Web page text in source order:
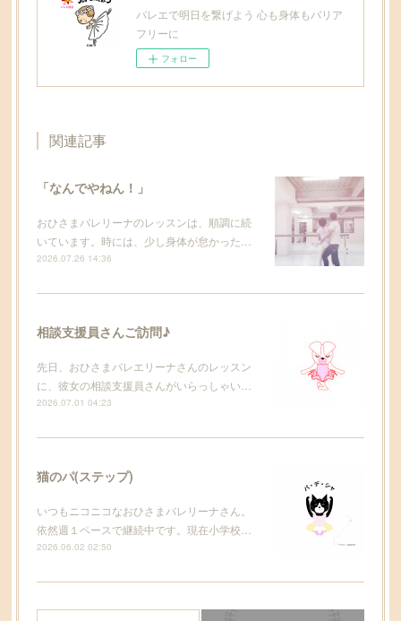
バレエで明日を繋げよう 心も身体もバリア
フリーに
フォロー
関連記事
「なんでやねん！」
おひさまバレリーナのレッスンは、順調に続
いています。時には、少し身体が怠かった…
2026.07.26 14:36
相談支援員さんご訪問♪
先日、おひさまバレエリーナさんのレッスン
に、彼女の相談支援員さんがいらっしゃい…
2026.07.01 04:23
猫のパ(ステップ)
いつもニコニコなおひさまバレリーナさん。
依然週１ペースで継続中です。現在小学校…
2026.06.02 02:50